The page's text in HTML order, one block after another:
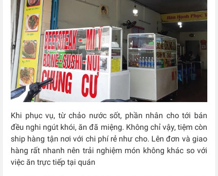
Khi phục vụ, từ chảo nước sốt, phần nhân cho tới bán
đều nghi ngút khói, ăn đã miệng. Không chỉ vậy, tiệm còn
ship hàng tận nơi với chi phí rẻ như cho. Lên đơn và giao
hàng rất nhanh nên trải nghiệm món không khác so với
việc ăn trực tiếp tại quán